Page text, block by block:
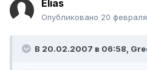
Elias
Опубликовано 20
В 20.02.2007 в 06:58,